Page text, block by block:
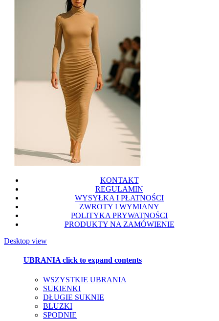
KONTAKT
REGULAMIN
WYSYŁKA I PŁATNOŚCI
ZWROTY I WYMIANY
POLITYKA PRYWATNOŚCI
PRODUKTY NA ZAMÓWIENIE
Desktop view
UBRANIAclick to expand contents
WSZYSTKIE UBRANIA
SUKIENKI
DŁUGIE SUKNIE
BLUZKI
SPODNIE